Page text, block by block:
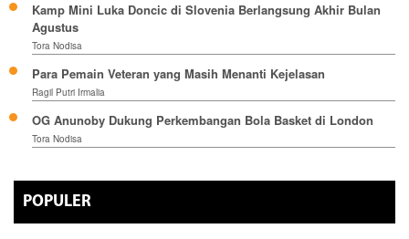
Kamp Mini Luka Doncic di Slovenia Berlangsung Akhir Bulan
Agustus
Tora Nodisa
Para Pemain Veteran yang Masih Menanti Kejelasan
Ragil Putri Irmalia
OG Anunoby Dukung Perkembangan Bola Basket di London
Tora Nodisa
POPULER